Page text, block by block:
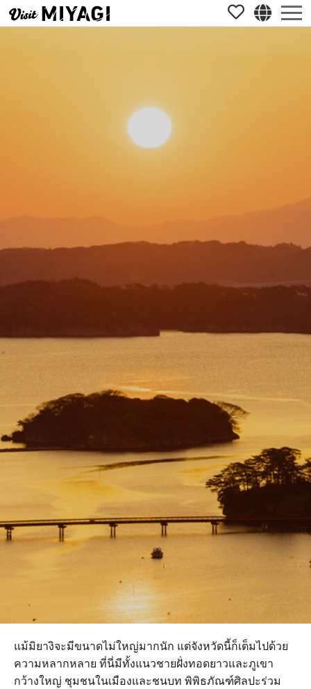
แม้มิยางิจะมีขนาดไม่ใหญ่มากนัก แต่จังหวัดนี้ก็เต็มไปด้วย
ความหลากหลาย ที่นี่มีทั้งแนวชายฝั่งทอดยาวและภูเขา
กว้างใหญ่ ชุมชนในเมืองและชนบท พิพิธภัณฑ์ศิลปะร่วม